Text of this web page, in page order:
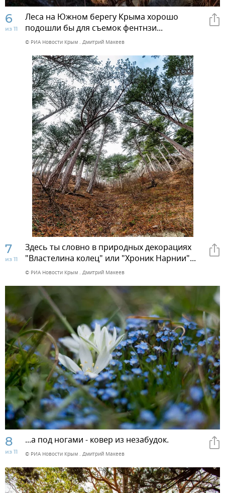
6
из 11
Леса на Южном берегу Крыма хорошо
подошли бы для съемок фентнзи...
© РИА Новости Крым . Дмитрий Макеев
7
из 11
Здесь ты словно в природных декорациях
"Властелина колец" или "Хроник Нарнии"...
© РИА Новости Крым . Дмитрий Макеев
8
из 11
...а под ногами - ковер из незабудок.
© РИА Новости Крым . Дмитрий Макеев